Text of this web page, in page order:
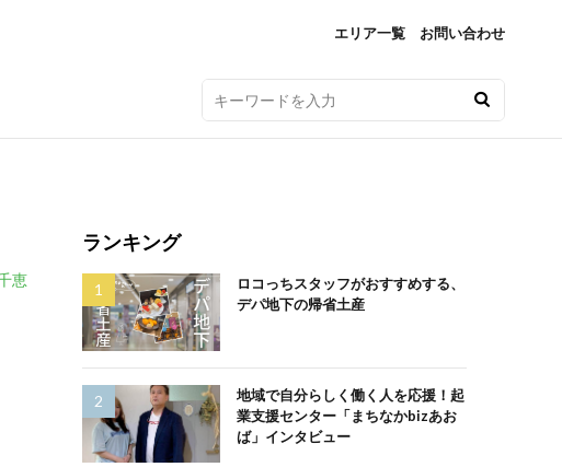
エリア一覧 お問い合わせ
恵
ランキング
ロコっちスタッフがおすすめする、
デパ地下の帰省土産
地域で自分らしく働く人を応援！起
業支援センター「まちなかbizあお
ば」インタビュー